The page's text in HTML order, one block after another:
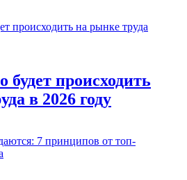
будет происходить
в 2026 году